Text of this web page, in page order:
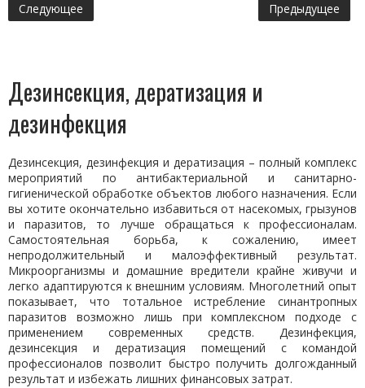
Следующее Предыдущее
Дезинсекция, дератизация и
дезинфекция
Дезинсекция, дезинфекция и дератизация – полный комплекс
мероприятий по антибактериальной и санитарно-
гигиенической обработке объектов любого назначения. Если
вы хотите окончательно избавиться от насекомых, грызунов
и паразитов, то лучше обращаться к профессионалам.
Самостоятельная борьба, к сожалению, имеет
непродолжительный и малоэффективный результат.
Микроорганизмы и домашние вредители крайне живучи и
легко адаптируются к внешним условиям. Многолетний опыт
показывает, что тотальное истребление синантропных
паразитов возможно лишь при комплексном подходе с
применением современных средств. Дезинфекция,
дезинсекция и дератизация помещений с командой
профессионалов позволит быстро получить долгожданный
результат и избежать лишних финансовых затрат.